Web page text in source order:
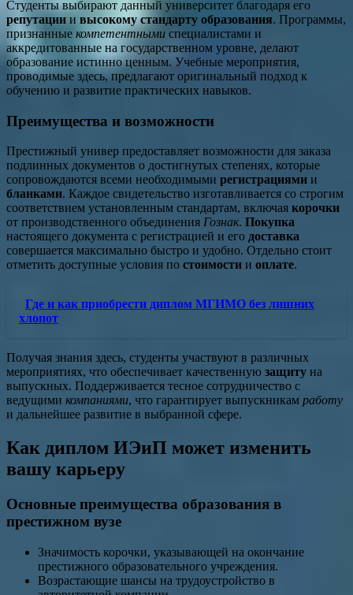
Студенты выбирают данный университет благодаря его
репутации и высокому стандарту образования. Программы,
признанные компетентными специалистами и
аккредитованные на государственном уровне, делают
образование истинно ценным. Учебные мероприятия,
проводимые здесь, предлагают оригинальный подход к
обучению и развитие практических навыков.
Преимущества и возможности
Престижный универ предоставляет возможности для заказа
подлинных документов о достигнутых степенях, которые
сопровождаются всеми необходимыми регистрациями и
бланками. Каждое свидетельство изготавливается со строгим
соответствием установленным стандартам, включая корочки
от производственного объединения Гознак. Покупка
настоящего документа с регистрацией и его доставка
совершается максимально быстро и удобно. Отдельно стоит
отметить доступные условия по стоимости и оплате.
Где и как приобрести диплом МГИМО без лишних
хлопот
Получая знания здесь, студенты участвуют в различных
мероприятиях, что обеспечивает качественную защиту на
выпускных. Поддерживается тесное сотрудничество с
ведущими компаниями, что гарантирует выпускникам работу
и дальнейшее развитие в выбранной сфере.
Как диплом ИЭиП может изменить
вашу карьеру
Основные преимущества образования в
престижном вузе
Значимость корочки, указывающей на окончание
престижного образовательного учреждения.
Возрастающие шансы на трудоустройство в